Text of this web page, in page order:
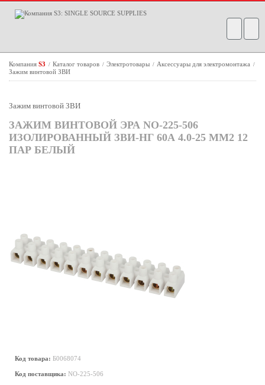
Компания S3 / Каталог товаров / Электротовары / Аксессуары для электромонтажа /
Зажим винтовой ЗВИ
Зажим винтовой ЗВИ
ЗАЖИМ ВИНТОВОЙ ЭРА NO-225-506
ИЗОЛИРОВАННЫЙ ЗВИ-НГ 60А 4.0-25 ММ2 12
ПАР БЕЛЫЙ
Код товара: Б0068074
Код поставщика: NO-225-506